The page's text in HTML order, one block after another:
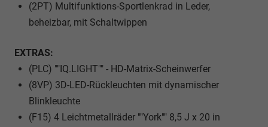
(2PT) Multifunktions-Sportlenkrad in Leder,
beheizbar, mit Schaltwippen
EXTRAS:
(PLC) ""IQ.LIGHT"" - HD-Matrix-Scheinwerfer
(8VP) 3D-LED-Rückleuchten mit dynamischer
Blinkleuchte
(F15) 4 Leichtmetallräder ""York"" 8,5 J x 20 in